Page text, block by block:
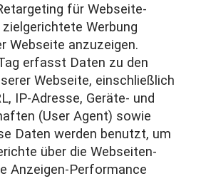
für Webseite-
Werbung
Webseite anzuzeigen.
erfasst Daten zu den
Webseite, einschließlich
IP-Adresse, Geräte- und
(User Agent) sowie
Daten werden benutzt, um
über die Webseiten-
Anzeigen-Performance